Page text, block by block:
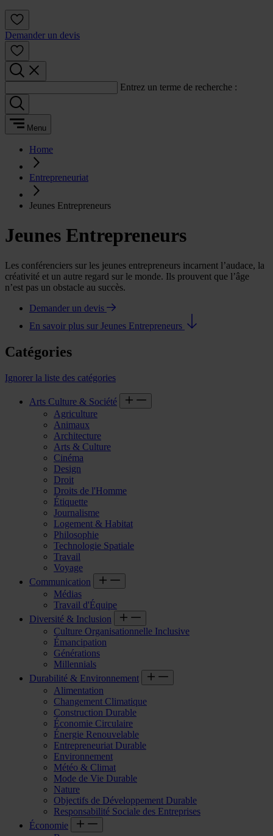
Demander un devis
Entrez un terme de recherche :
Menu
Home
Entrepreneuriat
Jeunes Entrepreneurs
Jeunes Entrepreneurs
Les conférenciers sur les jeunes entrepreneurs incarnent l’audace, la
créativité et un autre regard sur le monde. Ils prouvent que l’âge
n’est pas un obstacle au succès.
Demander un devis
En savoir plus sur Jeunes Entrepreneurs
Catégories
Ignorer la liste des catégories
Arts Culture & Société
Agriculture
Animaux
Architecture
Arts & Culture
Cinéma
Design
Droit
Droits de l'Homme
Étiquette
Journalisme
Logement & Habitat
Philosophie
Technologie Spatiale
Travail
Voyage
Communication
Médias
Travail d'Équipe
Diversité & Inclusion
Culture Organisationnelle Inclusive
Émancipation
Générations
Millennials
Durabilité & Environnement
Alimentation
Changement Climatique
Construction Durable
Économie Circulaire
Énergie Renouvelable
Entrepreneuriat Durable
Environnement
Météo & Climat
Mode de Vie Durable
Nature
Objectifs de Développement Durable
Responsabilité Sociale des Entreprises
Économie